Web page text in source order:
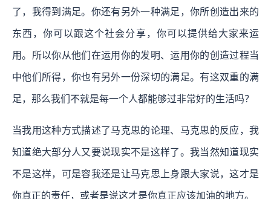
了，我得到满足。你还有另外一种满足，你所创造出来的
东西，你可以跟这个社会分享，你可以提供给大家来运
用。所以你从他们在运用你的发明、运用你的创造过程当
中他们所得，你也有另外一份深切的满足。有这双重的满
足，那么我们不就是每一个人都能够过非常好的生活吗？
当我用这种方式描述了马克思的论理、马克思的反应，我
知道绝大部分人又要说现实不是这样了。我当然知道现实
不是这样，可是容我还是让马克思上身跟大家说，这才是
你真正的责任，或者是说这才是你真正应该加油的地方。